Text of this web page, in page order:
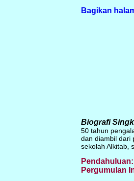
Bagikan
Biografi
50 tahun
dan diambil dari
sekolah Alkitab,
Pergumulan